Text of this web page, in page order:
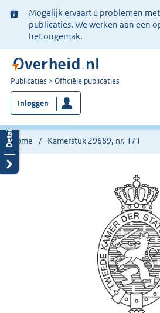
Ter
informatie:
Mogelijk ervaart u problemen
publicaties. We werken aan een
het ongemak.
U
bent
nu
hier:
Publicaties Officiële publicaties
Inloggen
Home Kamerstuk 29689, nr. 171